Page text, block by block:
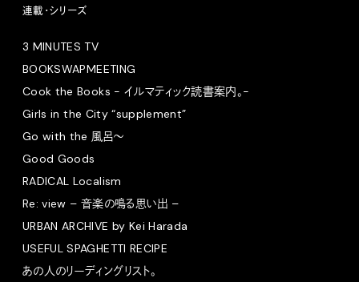
連載・シリーズ
3 MINUTES TV
BOOKSWAPMEETING
Cook the Books - イルマティック読書案内。-
Girls in the City “supplement”
Go with the 風呂〜
Good Goods
RADICAL Localism
Re: view – 音楽の鳴る思い出 –
URBAN ARCHIVE by Kei Harada
USEFUL SPAGHETTI RECIPE
あの人のリーディングリスト。